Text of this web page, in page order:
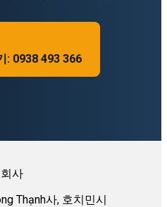
: 0938 493 366
사
Thạnh사, 호치민시